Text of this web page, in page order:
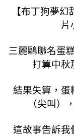
【布丁狗夢
片
三麗鷗聯名蛋
打算中秋
結果失算，蛋
（尖叫）
這故事告訴我